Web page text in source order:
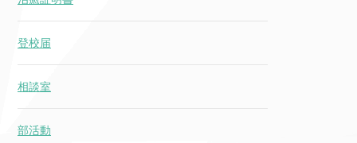
登校届
相談室
部活動